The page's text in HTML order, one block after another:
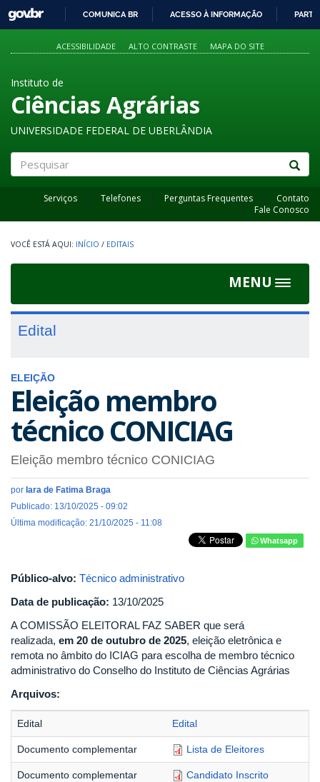
PARA
O
GOVBR
COMUNICA BR ACESSO À INFORMAÇÃO
ACESSIBILIDADE ALTO CONTRASTE MAPA DO SITE
Instituto de
Ciências Agrárias
UNIVERSIDADE FEDERAL DE UBERLÂNDIA
Serviços Telefones Perguntas Frequentes
Contato
Fale Conosco
INÍCIO / EDITAIS
MENU
Toggle
Edital
ELEIÇÃO
Eleição membro
técnico CONICIAG
Eleição membro técnico CONICIAG
por Iara de Fatima Braga
Publicado: 13/10/2025 - 09:02
Última modificação: 21/10/2025 - 11:08
Whatsapp
Público-alvo: Técnico administrativo
Data de publicação: 13/10/2025
A COMISSÃO ELEITORAL FAZ SABER que será
realizada, em 20 de outubro de 2025, eleição eletrônica e
remota no âmbito do ICIAG para escolha de membro técnico
administrativo do Conselho do Instituto de Ciências Agrárias
Arquivos:
Edital Edital
Documento complementar Lista de Eleitores
Documento complementar Candidato Inscrito